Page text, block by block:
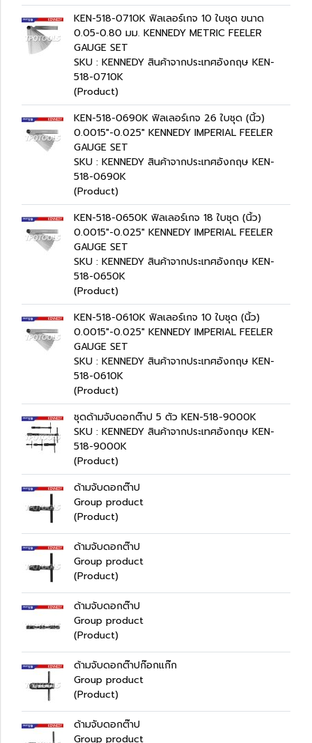
KEN-518-0710K ฟิลเลอร์เกจ 10 ใบชุด ขนาด
0.05-0.80 มม. KENNEDY METRIC FEELER
GAUGE SET
SKU : KENNEDY สินค้าจากประเทศอังกฤษ KEN-
518-0710K
(Product)
KEN-518-0690K ฟิลเลอร์เกจ 26 ใบชุด (นิ้ว)
0.0015"-0.025" KENNEDY IMPERIAL FEELER
GAUGE SET
SKU : KENNEDY สินค้าจากประเทศอังกฤษ KEN-
518-0690K
(Product)
KEN-518-0650K ฟิลเลอร์เกจ 18 ใบชุด (นิ้ว)
0.0015"-0.025" KENNEDY IMPERIAL FEELER
GAUGE SET
SKU : KENNEDY สินค้าจากประเทศอังกฤษ KEN-
518-0650K
(Product)
KEN-518-0610K ฟิลเลอร์เกจ 10 ใบชุด (นิ้ว)
0.0015"-0.025" KENNEDY IMPERIAL FEELER
GAUGE SET
SKU : KENNEDY สินค้าจากประเทศอังกฤษ KEN-
518-0610K
(Product)
ชุดด้ามจับดอกต๊าป 5 ตัว KEN-518-9000K
SKU : KENNEDY สินค้าจากประเทศอังกฤษ KEN-
518-9000K
(Product)
ด้ามจับดอกต๊าป
Group product
(Product)
ด้ามจับดอกต๊าป
Group product
(Product)
ด้ามจับดอกต๊าป
Group product
(Product)
ด้ามจับดอกต๊าปก๊อกแก๊ก
Group product
(Product)
ด้ามจับดอกต๊าป
Group product